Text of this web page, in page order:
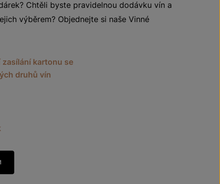
Chtěli byste pravidelnou dodávku vín a
výběrem? Objednejte si naše Vinné
zasílání kartonu se
druhů vín